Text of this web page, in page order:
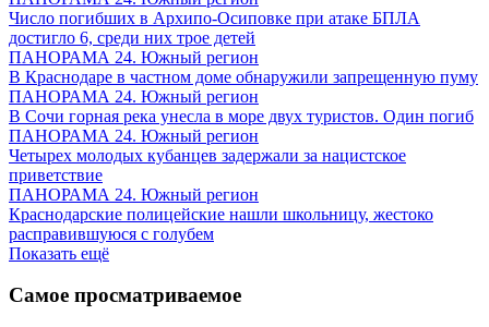
Число погибших в Архипо-Осиповке при атаке БПЛА
достигло 6, среди них трое детей
ПАНОРАМА 24. Южный регион
В Краснодаре в частном доме обнаружили запрещенную пуму
ПАНОРАМА 24. Южный регион
В Сочи горная река унесла в море двух туристов. Один погиб
ПАНОРАМА 24. Южный регион
Четырех молодых кубанцев задержали за нацистское
приветствие
ПАНОРАМА 24. Южный регион
Краснодарские полицейские нашли школьницу, жестоко
расправившуюся с голубем
Показать ещё
Самое просматриваемое